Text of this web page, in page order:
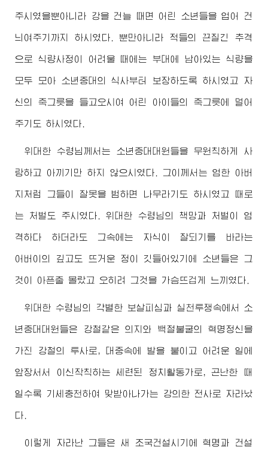
주시였을뿐아니라 강을 건늘 때면 어린 소년들을 업어 건
늬여주기까지 하시였다. 뿐만아니라 적들의 끈질긴 추격
으로 식량사정이 어려울 때에는 부대에 남아있는 식량을
모두 모아 소년중대의 식사부터 보장하도록 하시였고 자
신의 죽그릇을 들고오시여 어린 아이들의 죽그릇에 덜어
주기도 하시였다.
위대한 수령님 께서는 소년중대대원들을 무원칙하게 사
랑하고 아끼기만 하지 않으시였다. 그이께서는 엄한 아버
지처럼 그들이 잘못을 범하면 나무라기도 하시였고 때로
는 처벌도 주시였다. 위대한 수령님 의 책망과 처벌이 엄
격하다 하더라도 그속에는 자식이 잘되기를 바라는
어버이 의 깊고도 뜨거운 정이 깃들어있기에 소년들은 그
것이 아픈줄 몰랐고 오히려 그것을 가슴뜨겁게 느끼였다.
위대한 수령님의 각별한 보살피심과 실천투쟁속에서 소
년중대대원들은 강철같은 의지와 백절불굴의 혁명정신을
가진 강철의 투사로, 대중속에 발을 붙이고 어려운 일에
앞장서서 이신작칙하는 세련된 정치활동가로, 곤난한 때
일수록 기세충천하여 맞받아나가는 강의한 전사로 자라났
다.
이렇게 자라난 그들은 새 조국건설시기에 혁명과 건설